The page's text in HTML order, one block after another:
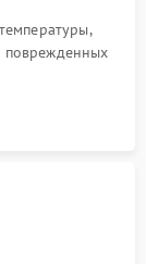
поврежденных